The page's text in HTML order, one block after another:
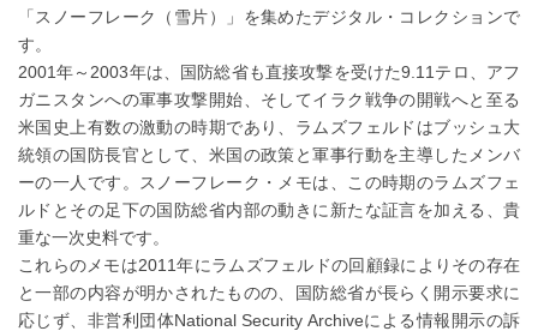
「スノーフレーク（雪片）」を集めたデジタル・コレクションで
す。
2001年～2003年は、国防総省も直接攻撃を受けた9.11テロ、アフ
ガニスタンへの軍事攻撃開始、そしてイラク戦争の開戦へと至る
米国史上有数の激動の時期であり、ラムズフェルドはブッシュ大
統領の国防長官として、米国の政策と軍事行動を主導したメンバ
ーの一人です。スノーフレーク・メモは、この時期のラムズフェ
ルドとその足下の国防総省内部の動きに新たな証言を加える、貴
重な一次史料です。
これらのメモは2011年にラムズフェルドの回顧録によりその存在
と一部の内容が明かされたものの、国防総省が長らく開示要求に
応じず、非営利団体National Security Archiveによる情報開示の訴